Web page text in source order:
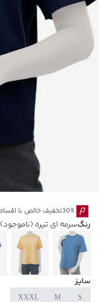
30%تخفیف خالص با اقساط اسنپ پی بدون کارمزد
رنگسرمه ای تیره (ناموجود)
سایز
S
M
XXXL